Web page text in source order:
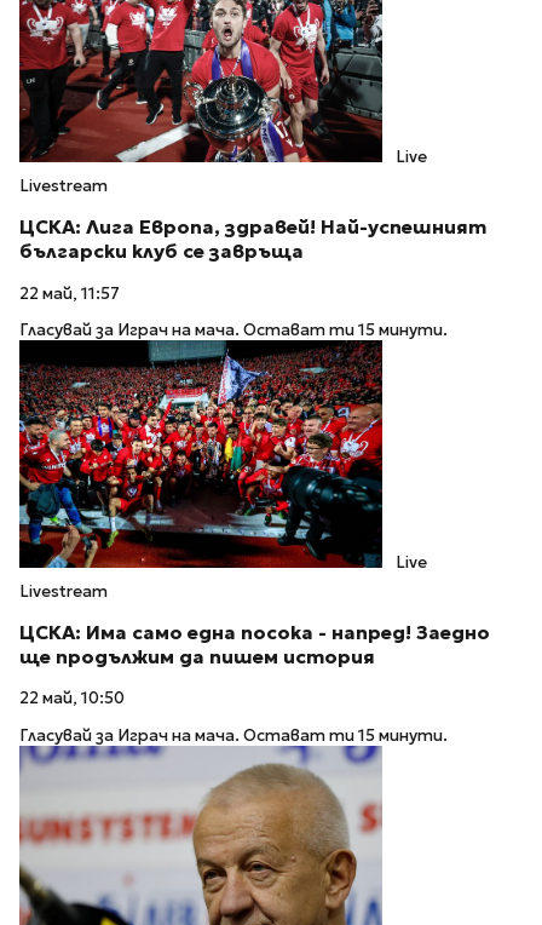
Live
Livestream
ЦСКА: Лига Европа, здравей! Най-успешният
български клуб се завръща
22 май, 11:57
Гласувай за Играч на мача. Остават ти 15 минути.
Live
Livestream
ЦСКА: Има само една посока - напред! Заедно
ще продължим да пишем история
22 май, 10:50
Гласувай за Играч на мача. Остават ти 15 минути.